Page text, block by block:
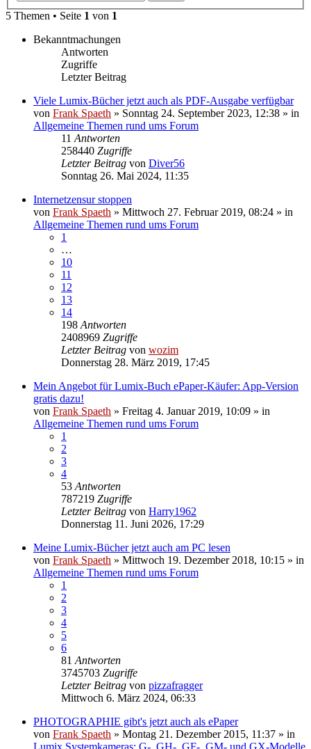
5 Themen • Seite 1 von 1
Bekanntmachungen
Antworten
Zugriffe
Letzter Beitrag
Viele Lumix-Bücher jetzt auch als PDF-Ausgabe verfügbar
von Frank Spaeth » Sonntag 24. September 2023, 12:38 » in
Allgemeine Themen rund ums Forum
11 Antworten
258440 Zugriffe
Letzter Beitrag von Diver56
Sonntag 26. Mai 2024, 11:35
Internetzensur stoppen
von Frank Spaeth » Mittwoch 27. Februar 2019, 08:24 » in
Allgemeine Themen rund ums Forum
1
…
10
11
12
13
14
198 Antworten
2408969 Zugriffe
Letzter Beitrag von wozim
Donnerstag 28. März 2019, 17:45
Mein Angebot für Lumix-Buch ePaper-Käufer: App-Version
gratis dazu!
von Frank Spaeth » Freitag 4. Januar 2019, 10:09 » in
Allgemeine Themen rund ums Forum
1
2
3
4
53 Antworten
787219 Zugriffe
Letzter Beitrag von Harry1962
Donnerstag 11. Juni 2026, 17:29
Meine Lumix-Bücher jetzt auch am PC lesen
von Frank Spaeth » Mittwoch 19. Dezember 2018, 10:15 » in
Allgemeine Themen rund ums Forum
1
2
3
4
5
6
81 Antworten
3745703 Zugriffe
Letzter Beitrag von pizzafragger
Mittwoch 6. März 2024, 06:33
PHOTOGRAPHIE gibt's jetzt auch als ePaper
von Frank Spaeth » Montag 21. Dezember 2015, 11:37 » in
Lumix Systemkameras: G-, GH-, GF-, GM- und GX-Modelle